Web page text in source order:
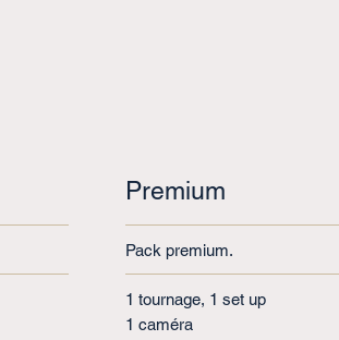
Premium
Pack premium.
1 tournage, 1 set up
1 caméra